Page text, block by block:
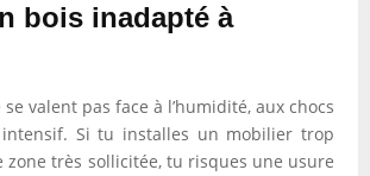
bois inadapté à
valent pas face à l’humidité, aux chocs
Si tu installes un mobilier trop
zone très sollicitée, tu risques une usure